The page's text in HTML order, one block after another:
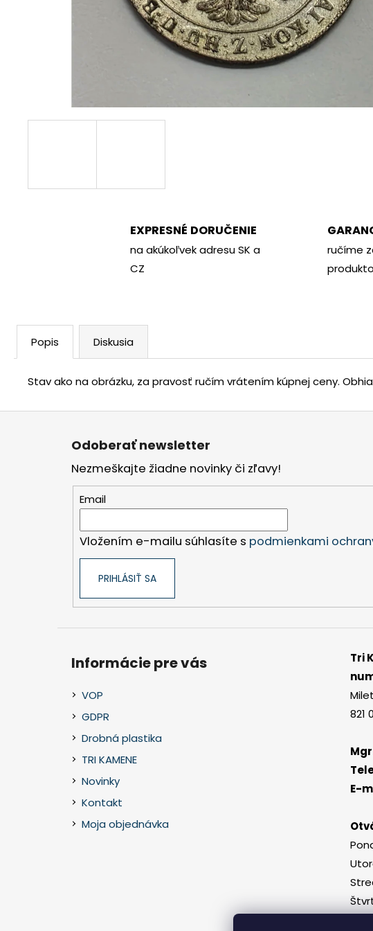
EXPRESNÉ DORUČENIE
na akúkoľvek adresu SK a
CZ
ručíme
Popis Diskusia
Stav ako na obrázku, za pravosť ručím vrátením kúpnej ceny.
€350
Z
Odoberať newsletter
Nezmeškajte žiadne novinky či zľavy!
Email
Vložením e-mailu súhlasíte s podmienkami
PRIHLÁSIŤ SA
Informácie pre vás
VOP
GDPR
Drobná plastika
TRI KAMENE
Novinky
Kontakt
Moja objednávka
Tri
821
E-